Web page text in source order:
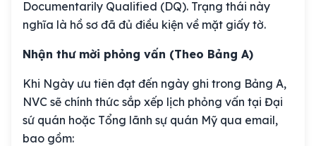
Documentarily Qualified (DQ). Trạng thái này
nghĩa là hồ sơ đã đủ điều kiện về mặt giấy tờ.
Nhận thư mời phỏng vấn (Theo Bảng A)
Khi Ngày ưu tiên đạt đến ngày ghi trong Bảng A,
NVC sẽ chính thức sắp xếp lịch phỏng vấn tại Đại
sứ quán hoặc Tổng lãnh sự quán Mỹ qua email,
bao gồm: